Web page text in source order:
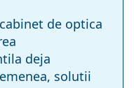
de optica
deja
solutii